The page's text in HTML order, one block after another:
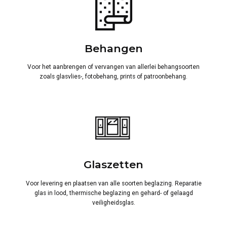
Behangen
Voor het aanbrengen of vervangen van allerlei behangsoorten
zoals glasvlies-, fotobehang, prints of patroonbehang.
Glaszetten
Voor levering en plaatsen van alle soorten beglazing. Reparatie
glas in lood, thermische beglazing en gehard- of gelaagd
veiligheidsglas.